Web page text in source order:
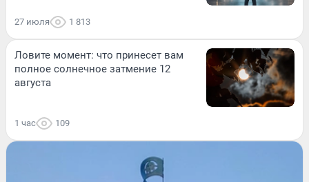
27 июля 1 813
Ловите момент: что принесет вам
полное солнечное затмение 12
августа
1 час 109